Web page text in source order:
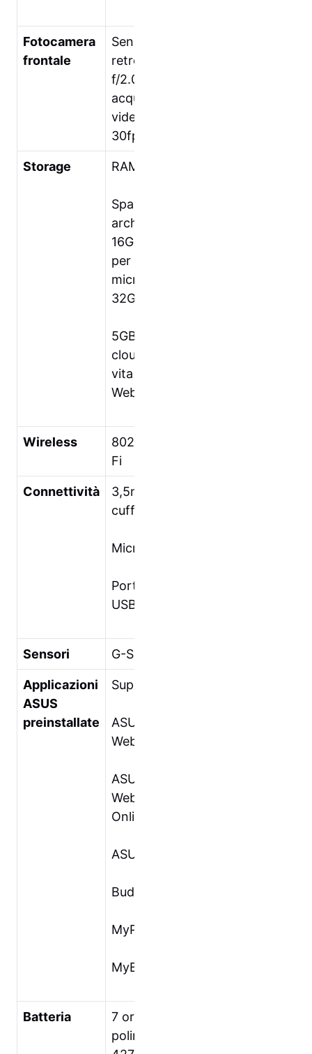
Fotocamera
frontale
Sensore 1MP
retroilluminato,
f/2.0con
acquisizione
video HD720pa
30fps
Storage RAM: 1GB
Spazio di
archiviazione:
16GB con slot
per schede
micro SD (fino a
32GB)
5GB di spazio
cloud gratuito a
vita con ASUS
WebStorage
Wireless
802.11b/g/n Wi-
Fi
Connettività
3,5mm
cuffia/microfono
Microfono
Porta micro-
USB
Sensori G-Sensor
Applicazioni
ASUS
preinstallate
SuperNote Lite
ASUS
WebStorage
ASUS
WebStorage
Online Office
ASUS Studio
BuddyBuzz
MyPainter
MyBitCast
Batteria
7 ore(16Wh
polimeri di litio,